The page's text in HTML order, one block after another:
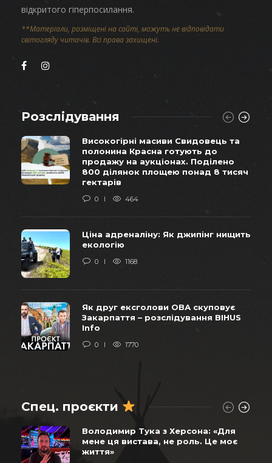
відкритого гіперпосилання.
**Матеріали, розміщені на сайті, можуть не відповідати
світогляду читачів. Всі права захищені.
Розслідування
Високогірні масиви Свидовець та
полонина Красна готують до
продажу на аукціонах. Поділено
800 ділянок площею понад 8 тисяч
гектарів
0 464
Ціна адреналіну: Як джипінг нищить
екологію
0 1168
Як друг ексголови ОВА скуповує
Закарпаття – розслідування BIHUS
Info
0 1770
Спец. проєкти
Володимир Тука з Херсона: «Для
мене ця вистава, не роль. Це моє
життя»